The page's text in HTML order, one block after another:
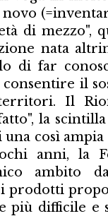
di mezzo",
nata
di far
il
Il
la
così ampia
anni, la
ambito
prodotti
più difficile e